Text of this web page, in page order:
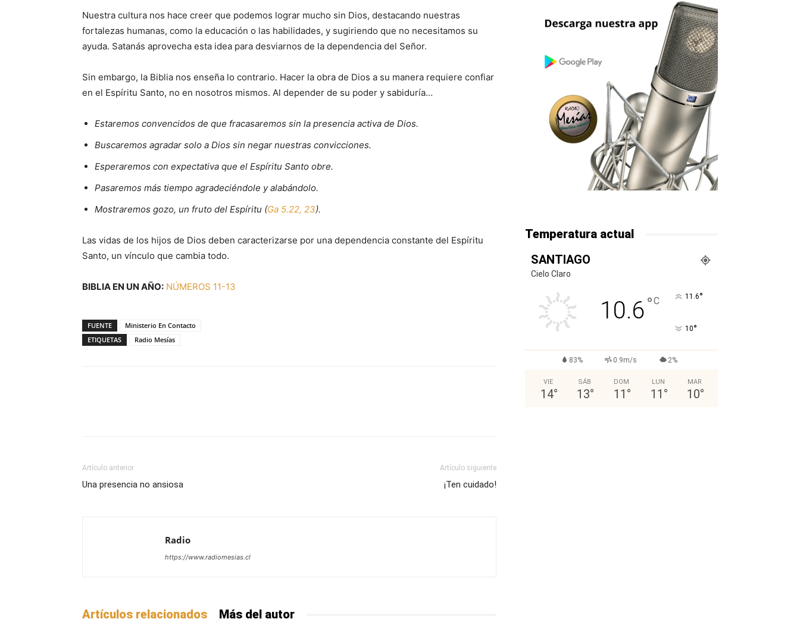
Nuestra cultura nos hace creer que podemos lograr mucho sin Dios, destacando nuestras
fortalezas humanas, como la educación o las habilidades, y sugiriendo que no necesitamos su
ayuda. Satanás aprovecha esta idea para desviarnos de la dependencia del Señor.
Sin embargo, la Biblia nos enseña lo contrario. Hacer la obra de Dios a su manera requiere confiar
en el Espíritu Santo, no en nosotros mismos. Al depender de su poder y sabiduría…
Estaremos convencidos de que fracasaremos sin la presencia activa de Dios.
Buscaremos agradar solo a Dios sin negar nuestras convicciones.
Esperaremos con expectativa que el Espíritu Santo obre.
Pasaremos más tiempo agradeciéndole y alabándolo.
Mostraremos gozo, un fruto del Espíritu (Ga 5.22, 23).
Las vidas de los hijos de Dios deben caracterizarse por una dependencia constante del Espíritu
Santo, un vínculo que cambia todo.
BIBLIA EN UN AÑO: NÚMEROS 11-13
FUENTE
Ministerio En Contacto
ETIQUETAS
Radio Mesías
Artículo anterior
Una presencia no ansiosa
Artículo siguiente
¡Ten cuidado!
Radio
https://www.radiomesias.cl
Artículos relacionados Más del autor
Temperatura actual
SANTIAGO
Cielo Claro
10.6°C 11.6°
10°
83% 0.9m/s 2%
VIE
14°
SÁB
13°
DOM
11 °
LUN
11 °
MAR
10°